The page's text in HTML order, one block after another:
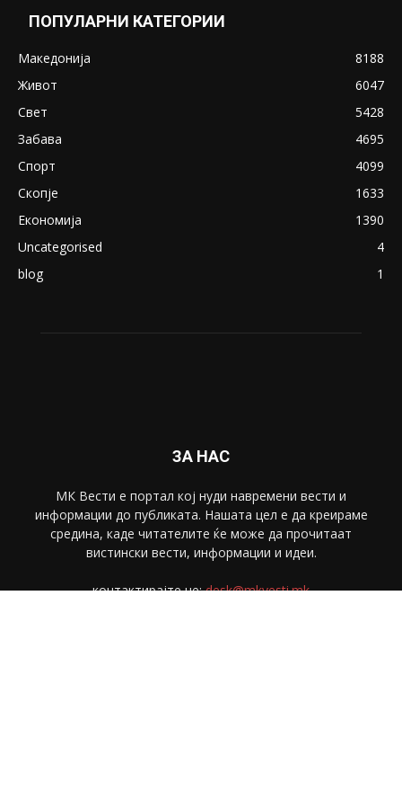
ПОПУЛАРНИ КАТЕГОРИИ
Македонија
8188
Живот
6047
Свет
5428
Забава
4695
Спорт
4099
Скопје
1633
Економија
1390
Uncategorised
4
blog
1
ЗА НАС
МК Вести е портал коj нуди навремени вести и
информации до публиката. Нашата цел е да креираме
средина, каде читателите ќе може да прочитаат
вистински вести, информации и идеи.
контактирајте не:desk@mkvesti.mk